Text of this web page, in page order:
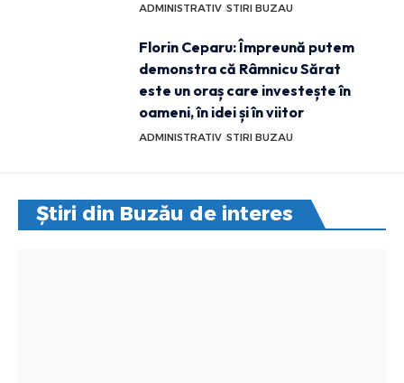
ADMINISTRATIV STIRI BUZAU
Florin Ceparu: Împreună putem
demonstra că Râmnicu Sărat
este un oraș care investește în
oameni, în idei și în viitor
ADMINISTRATIV STIRI BUZAU
Știri din Buzău de interes